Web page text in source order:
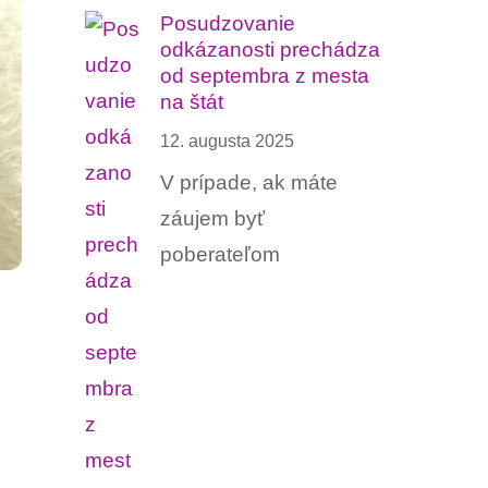
Posudzovanie
odkázanosti prechádza
od septembra z mesta
na štát
12. augusta 2025
V prípade, ak máte
záujem byť
poberateľom